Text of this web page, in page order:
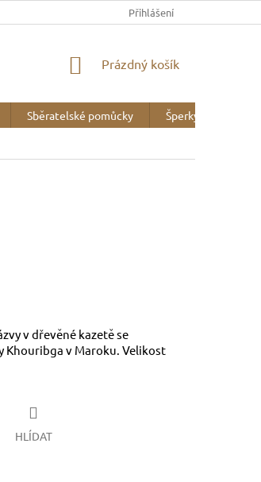
MINERALOGICKÉ WEBY
Přihlášení
NÁKUPNÍ
Prázdný košík
Sběratelské pomůcky Šperky
v dřevěné kazetě se
Khouribga v Maroku. Velikost
HLÍDAT